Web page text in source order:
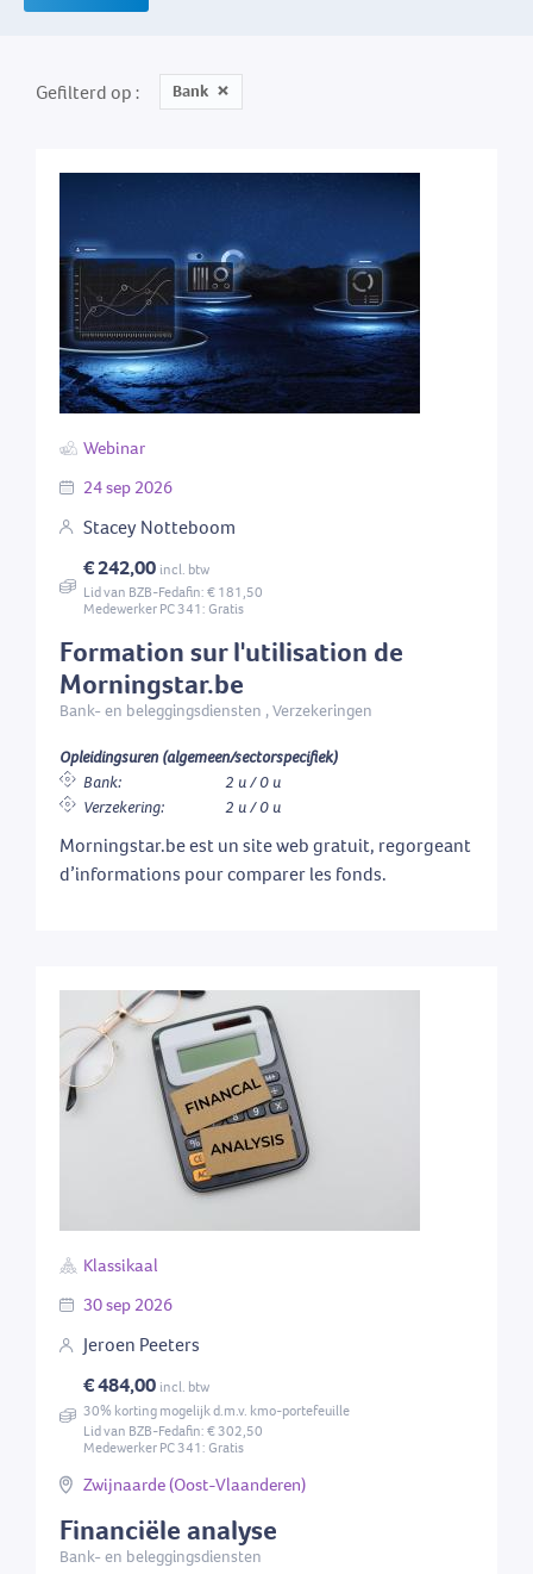
Gefilterd op Bank
Formation sur l'utilisation de
Morningstar.be
Bank- en beleggingsdiensten , Verzekeringen
Opleidingsuren (algemeen/sectorspecifiek)
Bank:
2 u / 0 u
Verzekering:
2 u / 0 u
Morningstar.be est un site web gratuit, regorgeant
d’informations pour comparer les fonds.
Webinar
24sep 2026
Stacey Notteboom
€ 242,00 incl. btw
Lid van BZB-Fedafin: € 181,50
Medewerker PC 341: Gratis
Financiële analyse
Bank- en beleggingsdiensten
Klassikaal
30sep 2026
Jeroen Peeters
€ 484,00 incl. btw
30% korting mogelijk d.m.v. kmo-portefeuille
Lid van BZB-Fedafin: € 302,50
Medewerker PC 341: Gratis
Zwijnaarde (Oost-Vlaanderen)